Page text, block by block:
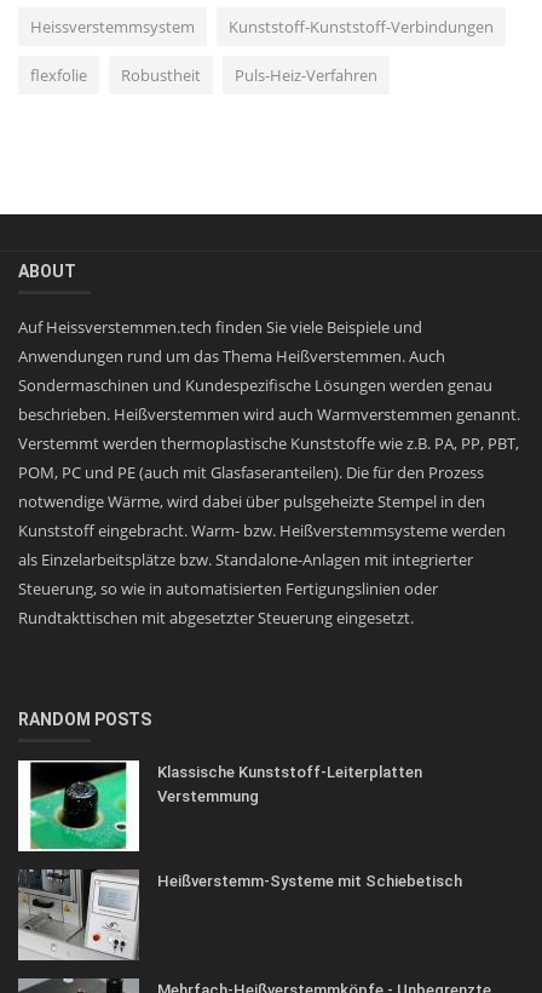
Heissverstemmsystem Kunststoff-Kunststoff-Verbindungen
flexfolie Robustheit Puls-Heiz-Verfahren
ABOUT
Auf Heissverstemmen.tech finden Sie viele Beispiele und
Anwendungen rund um das Thema Heißverstemmen. Auch
Sondermaschinen und Kundespezifische Lösungen werden genau
beschrieben. Heißverstemmen wird auch Warmverstemmen genannt.
Verstemmt werden thermoplastische Kunststoffe wie z.B. PA, PP, PBT,
POM, PC und PE (auch mit Glasfaseranteilen). Die für den Prozess
notwendige Wärme, wird dabei über pulsgeheizte Stempel in den
Kunststoff eingebracht. Warm- bzw. Heißverstemmsysteme werden
als Einzelarbeitsplätze bzw. Standalone-Anlagen mit integrierter
Steuerung, so wie in automatisierten Fertigungslinien oder
Rundtakttischen mit abgesetzter Steuerung eingesetzt.
RANDOM POSTS
Klassische Kunststoff-Leiterplatten
Verstemmung
Heißverstemm-Systeme mit Schiebetisch